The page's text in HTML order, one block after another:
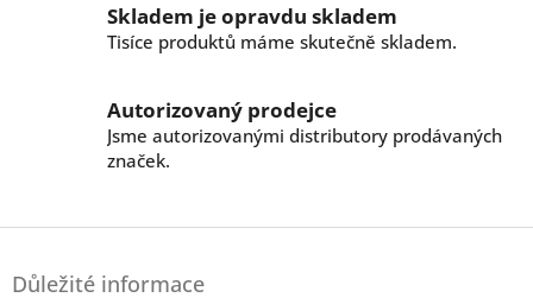
v
ý
s
u
Skladem je opravdu skladem
Tisíce produktů máme skutečně skladem.
Autorizovaný prodejce
Jsme autorizovanými distributory prodávaných
značek.
Důležité informace